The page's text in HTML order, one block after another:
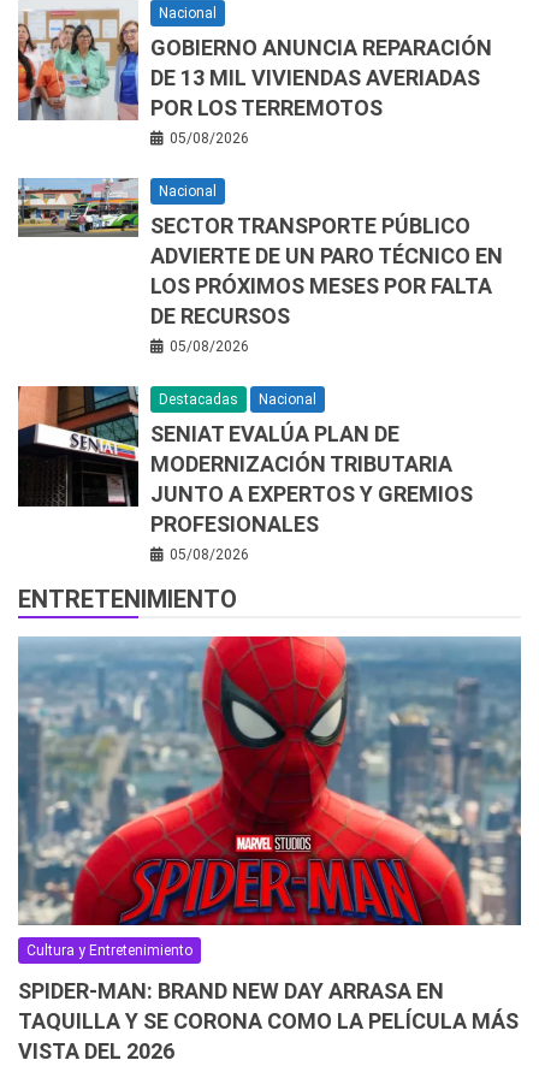
Nacional
GOBIERNO ANUNCIA REPARACIÓN
DE 13 MIL VIVIENDAS AVERIADAS
POR LOS TERREMOTOS
05/08/2026
Nacional
SECTOR TRANSPORTE PÚBLICO
ADVIERTE DE UN PARO TÉCNICO EN
LOS PRÓXIMOS MESES POR FALTA
DE RECURSOS
05/08/2026
Destacadas Nacional
SENIAT EVALÚA PLAN DE
MODERNIZACIÓN TRIBUTARIA
JUNTO A EXPERTOS Y GREMIOS
PROFESIONALES
05/08/2026
ENTRETENIMIENTO
Cultura y Entretenimiento
SPIDER-MAN: BRAND NEW DAY ARRASA EN
TAQUILLA Y SE CORONA COMO LA PELÍCULA MÁS
VISTA DEL 2026